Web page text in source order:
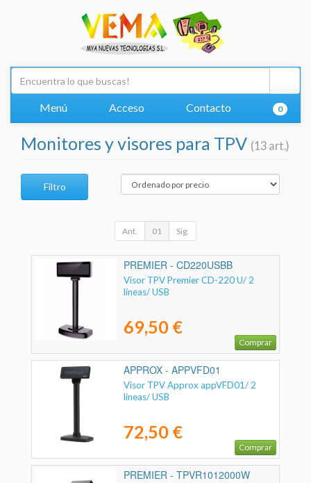
Menú Acceso Contacto 0
Monitores y visores para TPV (13 art.)
Filtro
Ant. 01 Sig.
PREMIER - CD220USBB
Visor TPV Premier CD-220 U/ 2
líneas/ USB
69,50 €
Comprar
APPROX - APPVFD01
Visor TPV Approx appVFD01/ 2
líneas/ USB
72,50 €
Comprar
PREMIER - TPVR1012000W